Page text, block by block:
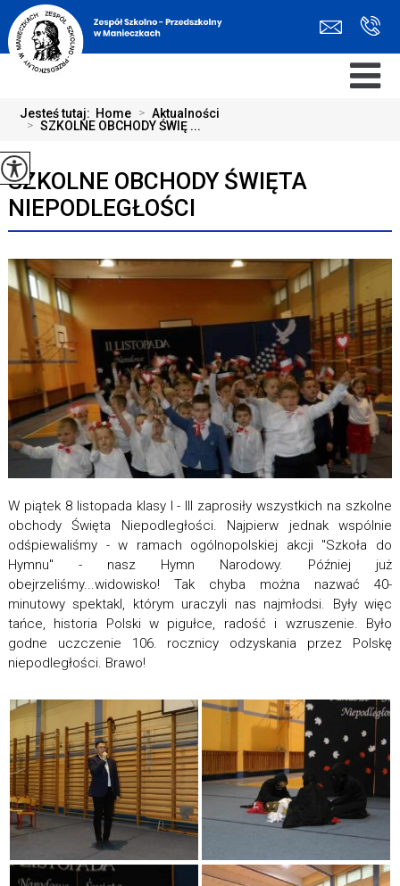
Jesteś tutaj: Home > Aktualności
> SZKOLNE OBCHODY ŚWIĘ ...
SZKOLNE OBCHODY ŚWIĘTA
NIEPODLEGŁOŚCI
W piątek 8 listopada klasy I - III zaprosiły wszystkich na szkolne
obchody Święta Niepodległości. Najpierw jednak wspólnie
odśpiewaliśmy - w ramach ogólnopolskiej akcji "Szkoła do
Hymnu" - nasz Hymn Narodowy. Później już
obejrzeliśmy...widowisko! Tak chyba można nazwać 40-
minutowy spektakl, którym uraczyli nas najmłodsi. Były więc
tańce, historia Polski w pigułce, radość i wzruszenie. Było
godne uczczenie 106. rocznicy odzyskania przez Polskę
niepodległości. Brawo!